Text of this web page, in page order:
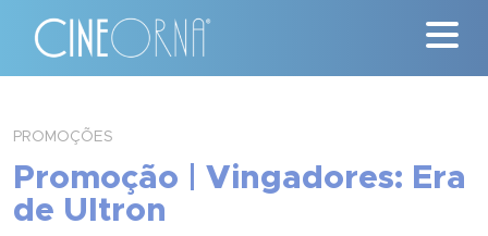
News
#ClássicosCineOrna
PROMOÇÕES
Promoção | Vingadores: Era
de Ultron